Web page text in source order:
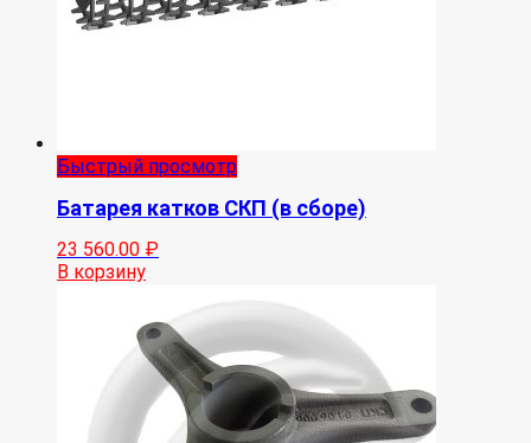
Быстрый просмотр
Батарея катков СКП (в сборе)
23 560.00 ₽
В корзину